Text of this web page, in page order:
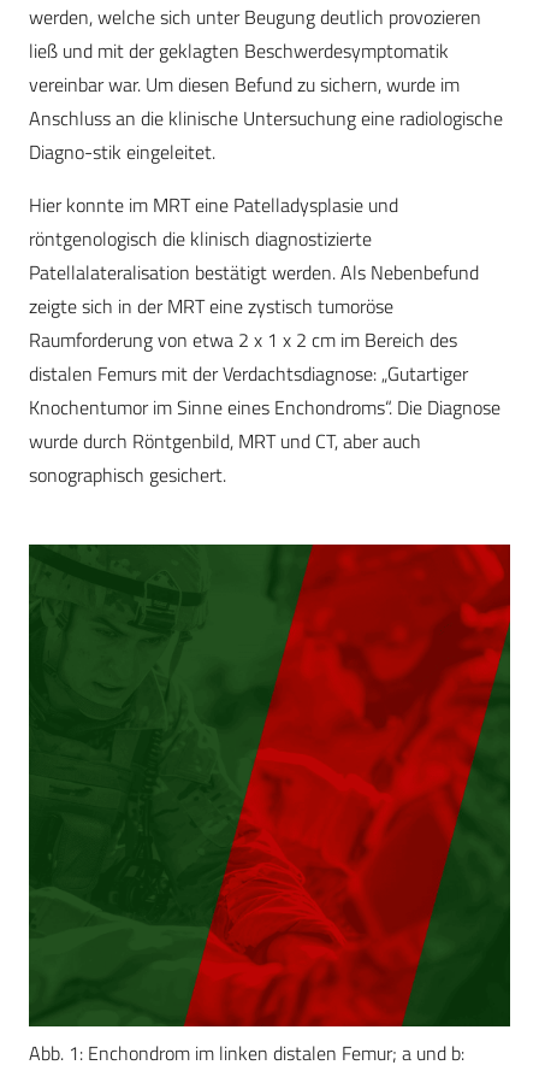
werden, welche sich unter Beugung deutlich provozieren
ließ und mit der geklagten Beschwerdesymptomatik
vereinbar war. Um diesen Befund zu sichern, wurde im
Anschluss an die klinische Untersuchung eine radiologische
Diagno-stik eingeleitet.
Hier konnte im MRT eine Patelladysplasie und
röntgenologisch die klinisch diagnostizierte
Patellalateralisation bestätigt werden. Als Nebenbefund
zeigte sich in der MRT eine zystisch tumoröse
Raumforderung von etwa 2 x 1 x 2 cm im Bereich des
distalen Femurs mit der Verdachtsdiagnose: „Gutartiger
Knochentumor im Sinne eines Enchondroms“. Die Diagnose
wurde durch Röntgenbild, MRT und CT, aber auch
sonographisch gesichert.
Abb. 1: Enchondrom im linken distalen Femur; a und b: